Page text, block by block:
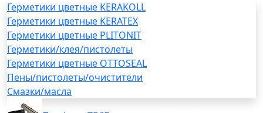
Герметики цветные KERAKOLL
Герметики цветные KERATEX
Герметики цветные PLITONIT
Герметики/клея/пистолеты
Герметики цветные OTTOSEAL
Пены/пистолеты/очистители
Смазки/масла